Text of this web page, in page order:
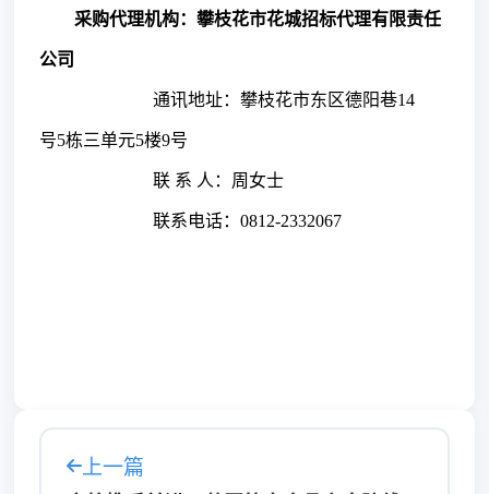
采购代理机构： 攀枝花市花城招标代理有限责任
公司
通讯地址：攀枝花市东区德阳巷14
号5栋三单元5楼9号
联 系 人： 周女士
联系电话： 0812-2332067
上一篇